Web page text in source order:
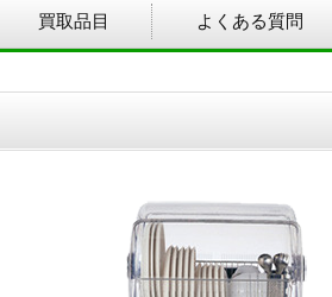
買取品目 よくある質問